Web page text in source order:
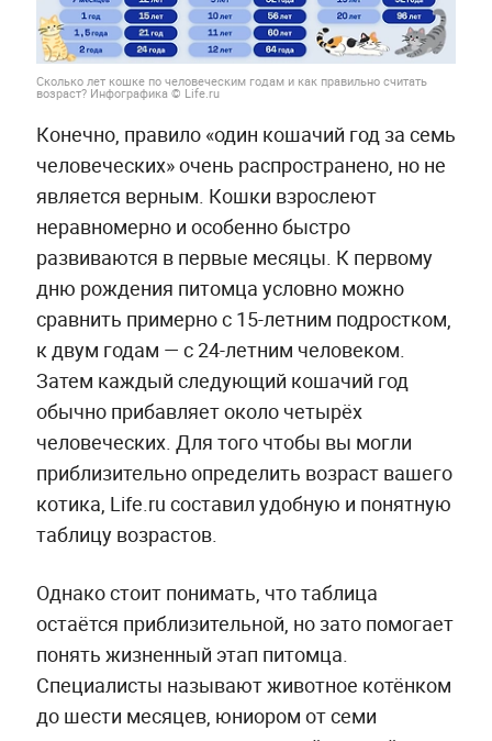
Сколько лет кошке по человеческим годам и как правильно считать
возраст? Инфографика © Life.ru
Конечно, правило «один кошачий год за семь
человеческих» очень распространено, но не
является верным. Кошки взрослеют
неравномерно и особенно быстро
развиваются в первые месяцы. К первому
дню рождения питомца условно можно
сравнить примерно с 15-летним подростком,
к двум годам — с 24-летним человеком.
Затем каждый следующий кошачий год
обычно прибавляет около четырёх
человеческих. Для того чтобы вы могли
приблизительно определить возраст вашего
котика, Life.ru составил удобную и понятную
таблицу возрастов.
Однако стоит понимать, что таблица
остаётся приблизительной, но зато помогает
понять жизненный этап питомца.
Специалисты называют животное котёнком
до шести месяцев, юниором от семи